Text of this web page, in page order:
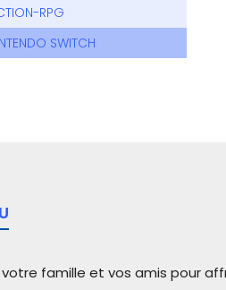
RPG
SWITCH
famille et vos amis pour